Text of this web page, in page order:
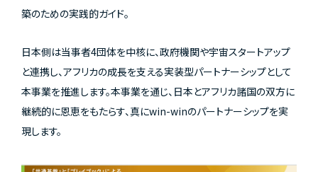
築のための実践的ガイド。
日本側は当事者4団体を中核に、政府機関や宇宙スタートアップ
と連携し、アフリカの成長を支える実装型パートナーシップとして
本事業を推進します。本事業を通じ、日本とアフリカ諸国の双方に
継続的に恩恵をもたらす、真にwin-winのパートナーシップを実
現します。